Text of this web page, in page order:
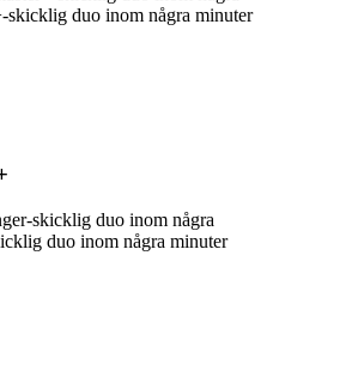
skicklig duo inom några minuter
skicklig duo inom några
duo inom några minuter